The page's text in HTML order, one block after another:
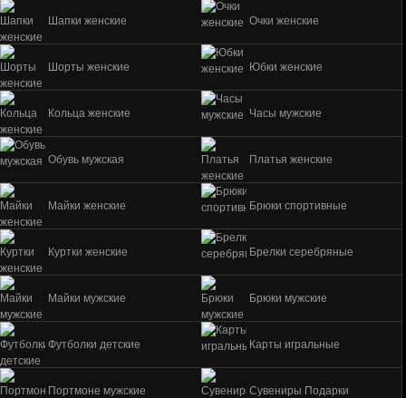
Шапки женские Очки женские
Шорты женские Юбки женские
Кольца женские Часы мужские
Обувь мужская Платья женские
Майки женские Брюки спортивные
Куртки женские Брелки серебряные
Майки мужские Брюки мужские
Футболки детские Карты игральные
Портмоне мужские Сувениры Подарки